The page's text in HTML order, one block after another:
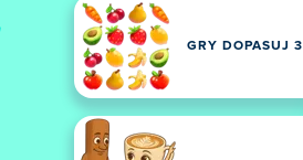
GRY DOPASUJ 3